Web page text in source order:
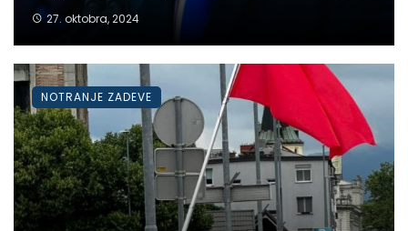
27. oktobra, 2024
NOTRANJE ZADEVE